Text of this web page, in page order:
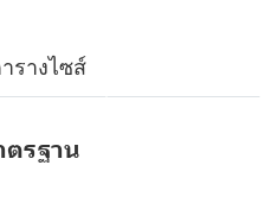
รางไซส์
รฐาน